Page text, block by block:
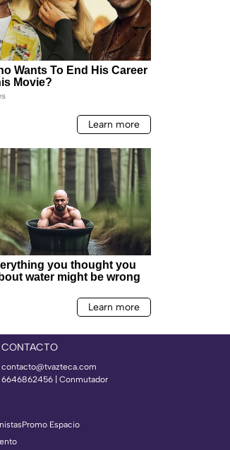
CONTACTO
contacto@tvazteca.com
6646862456 | Conmutador
Promo Espacio